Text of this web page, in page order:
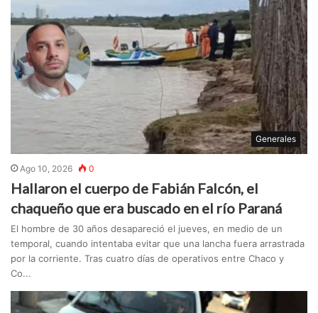
Generales
Ago 10, 2026 0
Hallaron el cuerpo de Fabián Falcón, el
chaqueño que era buscado en el río Paraná
El hombre de 30 años desapareció el jueves, en medio de un
temporal, cuando intentaba evitar que una lancha fuera arrastrada
por la corriente. Tras cuatro días de operativos entre Chaco y
Co...